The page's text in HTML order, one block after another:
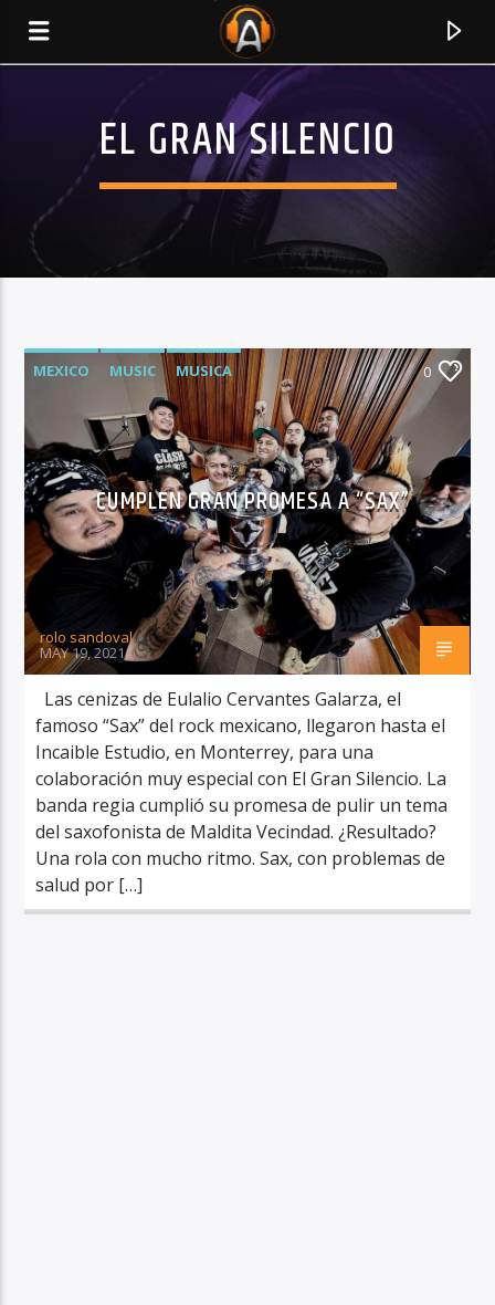
CURRENT TRACK
TITLE
ARTIST
RadioAlternativo Live
EL GRAN SILENCIO
MEXICO MUSIC MUSICA 0
CUMPLEN GRAN PROMESA A “SAX”
rolo sandoval
MAY 19, 2021
Las cenizas de Eulalio Cervantes Galarza, el
famoso “Sax” del rock mexicano, llegaron hasta el
Incaible Estudio, en Monterrey, para una
colaboración muy especial con El Gran Silencio. La
banda regia cumplió su promesa de pulir un tema
del saxofonista de Maldita Vecindad. ¿Resultado?
Una rola con mucho ritmo. Sax, con problemas de
salud por […]